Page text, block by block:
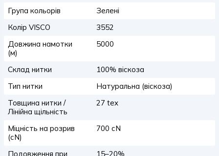
Група кольорів
Зелені
Колір VISCO
3552
Довжина намотки
(м)
5000
Склад нитки
100% віскоза
Тип нитки
Натуральна (віскоза)
Товщина нитки /
Лінійна щільність
27 tex
Міцність на розрив
(сN)
700 сN
Подовження при 15–20%